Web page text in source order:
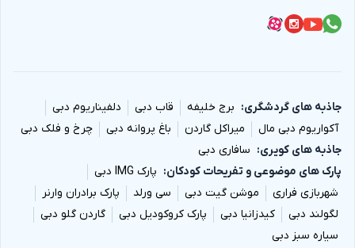
جاذبه های گردشگری برج خلیفه قاب دبی
دلفیناریوم دبی
آکواریوم دبی مال
میراکل گاردن باغ پروانه دبی
چرخ و فلک دبی
جاذبه های کویری
سافاری دبی
پارک های موضوعی و تفریحات کودکان
پارک IMG دبی
شهربازی فراری
موشن گیت دبی سی ورلد
پارک برادران وارنر
لگولند دبی
کیدزانیا دبی پارک کروکودیل دبی
گاردن گلو دبی
سیاره سبز دبی